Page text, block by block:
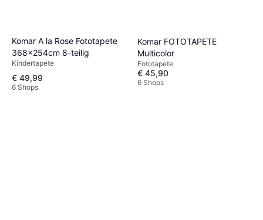
Komar A la Rose Fototapete
368x254cm 8-teilig
Kindertapete
€ 49,99
6 Shops
Komar FOTOTAPETE
Multicolor
Fototapete
€ 45,90
6 Shops